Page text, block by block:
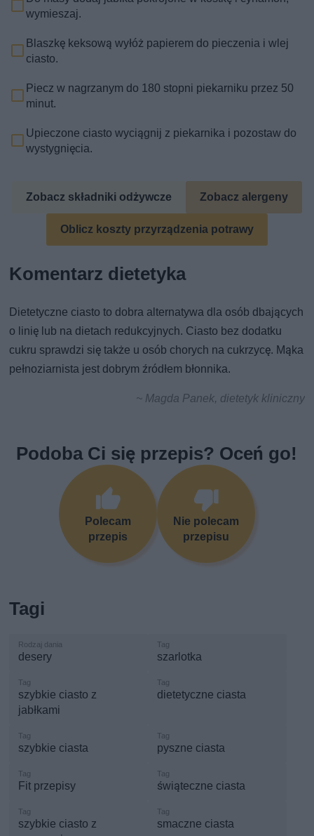
wymieszaj.
Blaszkę keksową wyłóż papierem do pieczenia i wlej
ciasto.
Piecz w nagrzanym do 180 stopni piekarniku przez 50
minut.
Upieczone ciasto wyciągnij z piekarnika i pozostaw do
wystygnięcia.
Zobacz składniki odżywcze Zobacz alergeny
Oblicz koszty przyrządzenia potrawy
Komentarz dietetyka
Dietetyczne ciasto to dobra alternatywa dla osób dbających
o linię lub na dietach redukcyjnych. Ciasto bez dodatku
cukru sprawdzi się także u osób chorych na cukrzycę. Mąka
pełnoziarnista jest dobrym źródłem błonnika.
~ Magda Panek, dietetyk kliniczny
Podoba Ci się przepis? Oceń go!
Polecam
przepis
Nie polecam
przepisu
Tagi
desery szarlotka
szybkie ciasto z
jabłkami
dietetyczne ciasta
szybkie ciasta pyszne ciasta
Fit przepisy świąteczne ciasta
szybkie ciasto z
smaczne ciasta